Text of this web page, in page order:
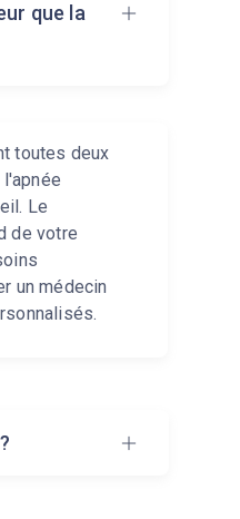
que la
toutes deux
Le
de votre
un médecin